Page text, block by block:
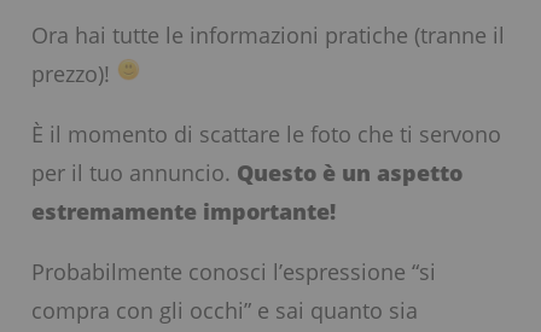
Ora hai tutte le informazioni pratiche (tranne il
prezzo)!
È il momento di scattare le foto che ti servono
per il tuo annuncio. Questo è un aspetto
estremamente importante!
Probabilmente conosci l’espressione “si
compra con gli occhi” e sai quanto sia